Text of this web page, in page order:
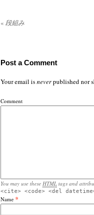
« 段組み
Post a Comment
Your email isneverpublished nor
Comment
You may use these HTML tags and
<cite> <code> <del
Name *